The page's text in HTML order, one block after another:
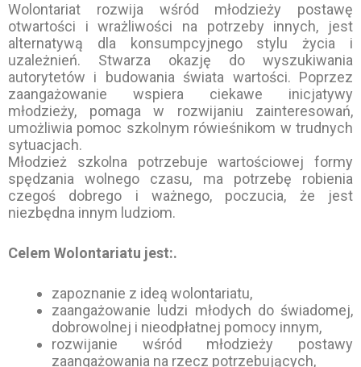
Wolontariat rozwija wśród młodzieży postawę
otwartości i wrażliwości na potrzeby innych, jest
alternatywą dla konsumpcyjnego stylu życia i
uzależnień. Stwarza okazję do wyszukiwania
autorytetów i budowania świata wartości. Poprzez
zaangażowanie wspiera ciekawe inicjatywy
młodzieży, pomaga w rozwijaniu zainteresowań,
umożliwia pomoc szkolnym rówieśnikom w trudnych
sytuacjach.
Młodzież szkolna potrzebuje wartościowej formy
spędzania wolnego czasu, ma potrzebę robienia
czegoś dobrego i ważnego, poczucia, że jest
niezbędna innym ludziom.
Celem Wolontariatu jest:.
zapoznanie z ideą wolontariatu,
zaangażowanie ludzi młodych do świadomej,
dobrowolnej i nieodpłatnej pomocy innym,
rozwijanie wśród młodzieży postawy
zaangażowania na rzecz potrzebujących,